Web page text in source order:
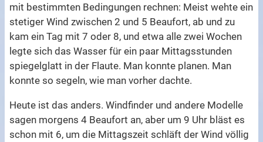
mit bestimmten Bedingungen rechnen: Meist wehte ein
stetiger Wind zwischen 2 und 5 Beaufort, ab und zu
kam ein Tag mit 7 oder 8, und etwa alle zwei Wochen
legte sich das Wasser für ein paar Mittagsstunden
spiegelglatt in der Flaute. Man konnte planen. Man
konnte so segeln, wie man vorher dachte.
Heute ist das anders. Windfinder und andere Modelle
sagen morgens 4 Beaufort an, aber um 9 Uhr bläst es
schon mit 6, um die Mittagszeit schläft der Wind völlig